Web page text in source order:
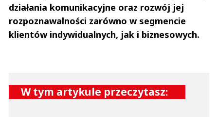
działania komunikacyjne oraz rozwój jej
rozpoznawalności zarówno w segmencie
klientów indywidualnych, jak i biznesowych.
W tym artykule przeczytasz: